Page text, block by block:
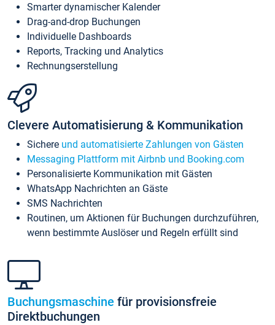
Smarter dynamischer Kalender
Drag-and-drop Buchungen
Individuelle Dashboards
Reports, Tracking und Analytics
Rechnungserstellung
Clevere Automatisierung & Kommunikation
Sichere und automatisierte Zahlungen von Gästen
Messaging Plattform mit Airbnb und Booking.com
Personalisierte Kommunikation mit Gästen
WhatsApp Nachrichten an Gäste
SMS Nachrichten
Routinen, um Aktionen für Buchungen durchzuführen,
wenn bestimmte Auslöser und Regeln erfüllt sind
Buchungsmaschine für provisionsfreie
Direktbuchungen